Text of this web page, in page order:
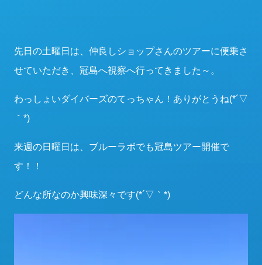
先日の土曜日は、仲良しショップさんのツアーに便乗さ
せていただき、冠島へ視察へ行ってきました～。
わっしょいダイバーズのてっちゃん！ありがとうね(*´▽
｀*)
来週の日曜日は、ブルーラボでも冠島ツアー開催で
す！！
どんな所なのか興味深々です(*´▽｀*)